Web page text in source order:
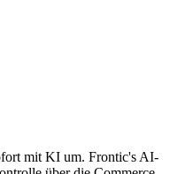
mit KI um. Frontic's AI-